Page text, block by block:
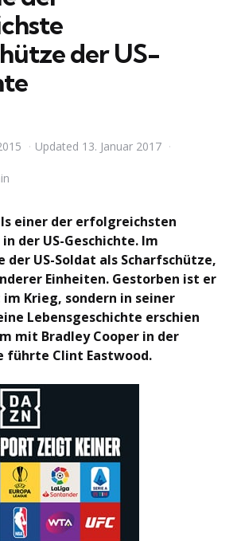
der US-
Updated 13. Januar 2017
einer der erfolgreichsten
der US-Geschichte. Im
US-Soldat als Scharfschütze,
Einheiten. Gestorben ist er
Krieg, sondern in seiner
Lebensgeschichte erschien
mit Bradley Cooper in der
führte Clint Eastwood.